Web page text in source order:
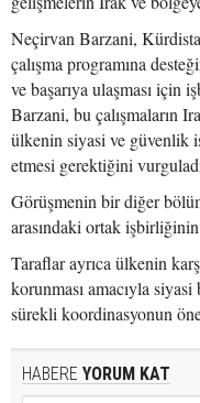
Neçirvan Barzani,
çalışma programına
ve başarıya ulaşması için
Barzani, bu çalışmaların
ülkenin siyasi ve güvenlik
etmesi gerektiğini
Görüşmenin bir diğer
arasındaki ortak
Taraflar ayrıca ülkenin
korunması amacıyla
sürekli koordinasyonun
HABERE YORUM KAT